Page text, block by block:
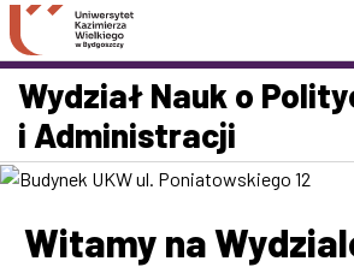
Przejdź do wyszukiwarki
Przejdź do treści
Przejdź do stopki - Kontakt
Wydział Nauk o
i Administracji
Witamy na